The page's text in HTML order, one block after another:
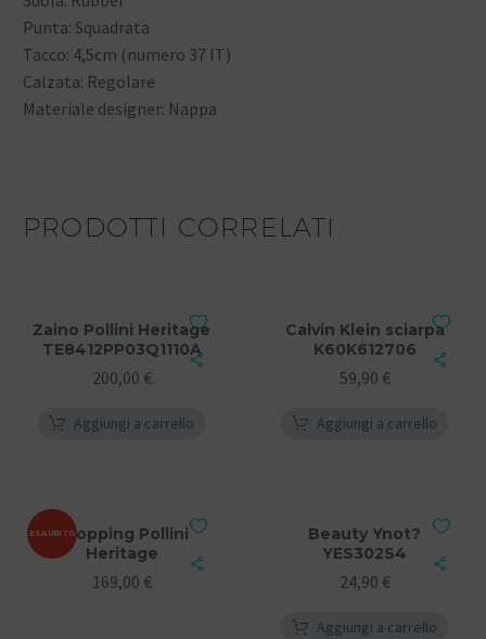
Punta: Squadrata
Tacco: 4,5cm (numero 37 IT)
Calzata: Regolare
Materiale designer: Nappa
PRODOTTI CORRELATI
Zaino Pollini Heritage
TE8412PP03Q1110A
200,00 €
Aggiungi a carrello
Calvin Klein sciarpa
K60K612706
59,90 €
Aggiungi a carrello
ESAURITOShopping Pollini
Heritage
169,00 €
Beauty Ynot?
YES302S4
24,90 €
Aggiungi a carrello